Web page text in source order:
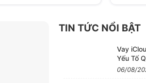
TIN TỨC NỔI BẬT
Vay
Yếu Tố
06/08/